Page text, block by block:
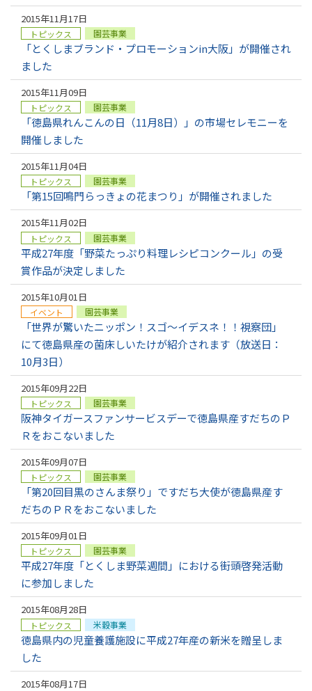
2015年11月17日
トピックス 園芸事業
「とくしまブランド・プロモーションin大阪」が開催され
ました
2015年11月09日
トピックス 園芸事業
「徳島県れんこんの日（11月8日）」の市場セレモニーを
開催しました
2015年11月04日
トピックス 園芸事業
「第15回鳴門らっきょの花まつり」が開催されました
2015年11月02日
トピックス 園芸事業
平成27年度「野菜たっぷり料理レシピコンクール」の受
賞作品が決定しました
2015年10月01日
イベント 園芸事業
「世界が驚いたニッポン！スゴ～イデスネ！！視察団」
にて徳島県産の菌床しいたけが紹介されます（放送日：
10月3日）
2015年09月22日
トピックス 園芸事業
阪神タイガースファンサービスデーで徳島県産すだちのＰ
Ｒをおこないました
2015年09月07日
トピックス 園芸事業
「第20回目黒のさんま祭り」ですだち大使が徳島県産す
だちのＰＲをおこないました
2015年09月01日
トピックス 園芸事業
平成27年度「とくしま野菜週間」における街頭啓発活動
に参加しました
2015年08月28日
トピックス 米穀事業
徳島県内の児童養護施設に平成27年産の新米を贈呈しま
した
2015年08月17日